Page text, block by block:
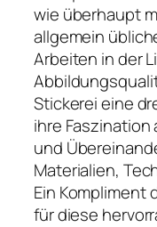
wie überhaupt
allgemein
Arbeiten in der
Stickerei eine
ihre
und
Materialien,
Ein Kompliment
für diese